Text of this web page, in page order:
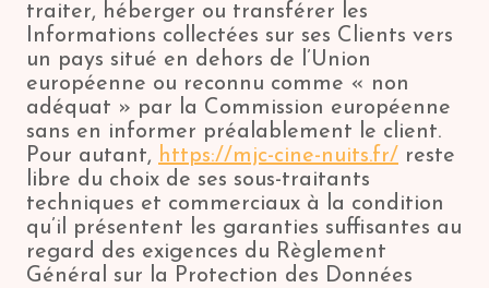
traiter, héberger ou transférer les
Informations collectées sur ses Clients vers
un pays situé en dehors de l’Union
européenne ou reconnu comme « non
adéquat » par la Commission européenne
sans en informer préalablement le client.
Pour autant, https://mjc-cine-nuits.fr/ reste
libre du choix de ses sous-traitants
techniques et commerciaux à la condition
qu’il présentent les garanties suffisantes au
regard des exigences du Règlement
Général sur la Protection des Données